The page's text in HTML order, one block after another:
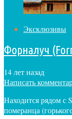
Эксклюзивы
Форналуч
14 лет назад
Написать
Находится рядом с
померанца